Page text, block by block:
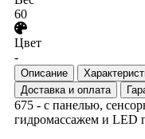
60
Цвет
-
Описание
Доставка и оплата
675 - с панелью,
гидромассажем и LED